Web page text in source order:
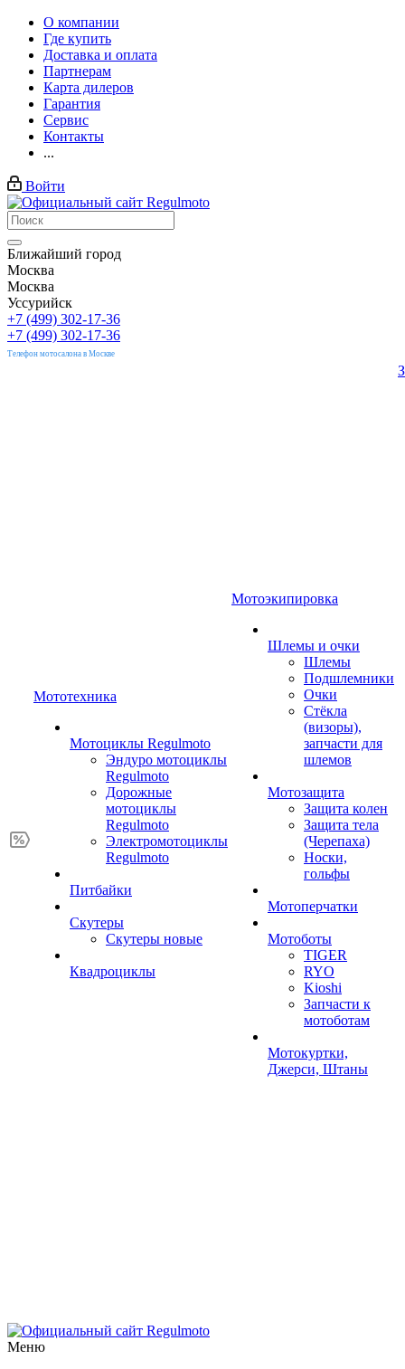
О компании
Где купить
Доставка и оплата
Партнерам
Карта дилеров
Гарантия
Сервис
Контакты
...
Войти
Ближайший город
Москва
Москва
Уссурийск
+7 (499) 302-17-36
+7 (499) 302-17-36
Телефон мотосалона в Москве
Мототехника
Мотоциклы Regulmoto
Эндуро мотоциклы
Regulmoto
Дорожные
мотоциклы
Regulmoto
Электромотоциклы
Regulmoto
Питбайки
Скутеры
Скутеры новые
Квадроциклы
Мотоэкипировка
Шлемы и очки
Шлемы
Подшлемники
Очки
Стёкла
(визоры),
запчасти для
шлемов
Мотозащита
Защита колен
Защита тела
(Черепаха)
Носки,
гольфы
Мотоперчатки
Мотоботы
TIGER
RYO
Kioshi
Запчасти к
мотоботам
Мотокуртки,
Джерси, Штаны
Меню